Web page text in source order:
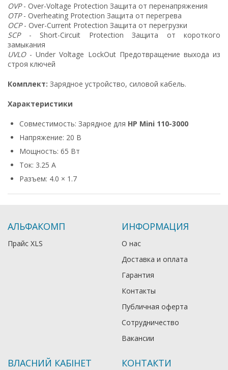
OVP- Over-Voltage Protection Защита от перенапряжения
OTP- Overheating Protection Защита от перегрева
OCP- Over-Current Protection Защита от перегрузки
SCP- Short-Circuit Protection Защита от короткого
замыкания
UVLO- Under Voltage LockOut Предотвращение выхода из
строя ключей
Комплект: Зарядное устройство, силовой кабель.
Характеристики
Совместимость: Зарядное для HP Mini 110-3000
Напряжение: 20 В
Мощность: 65 Вт
Ток: 3.25 А
Разъем: 4.0 × 1.7
АЛЬФАКОМП
Прайс XLS
ИНФОРМАЦИЯ
О нас
Доставка и оплата
Гарантия
Контакты
Публичная оферта
Сотрудничество
Вакансии
ВЛАСНИЙ КАБІНЕТ КОНТАКТИ